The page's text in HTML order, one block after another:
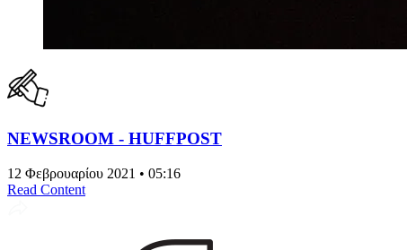
NEWSROOM - HUFFPOST
12 Φεβρουαρίου 2021 • 05:16
Read Content